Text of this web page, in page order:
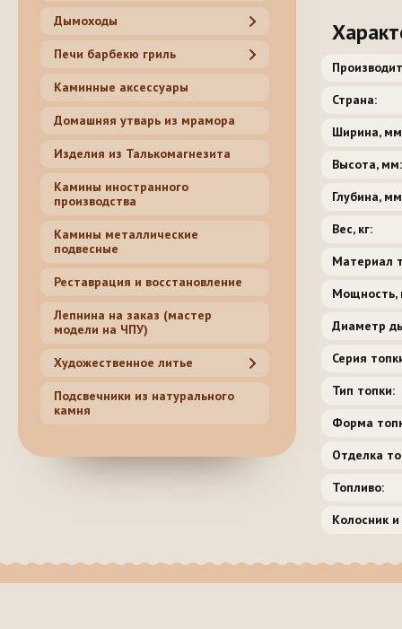
Страна:
Ширина,
Высота, мм:
Глубина,
Вес, кг:
Материал
Мощность,
Диаметр
Серия
Тип топки:
Форма
Отделка
Топливо:
Колосник и
Дымоходы
Печи барбекю гриль
Каминные аксессуары
Домашняя утварь из мрамора
Изделия из Талькомагнезита
Камины иностранного
производства
Камины металлические
подвесные
Реставрация и восстановление
Лепнина на заказ (мастер
модели на ЧПУ)
Художественное литье
Подсвечники из натурального
камня